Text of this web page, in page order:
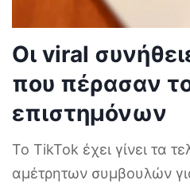
Οι viral
που πέρασαν
επιστημόνων
Το TikTok έχει γίνει τα
αμέτρητων συμβουλών